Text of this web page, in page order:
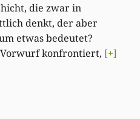
die zwar in
denkt, der aber
etwas bedeutet?
konfrontiert, [+]